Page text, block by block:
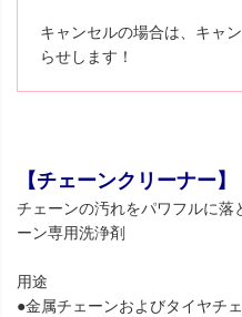
キャンセルの場合は、キャ
らせします！
【チェーンクリーナー】
チェーンの汚れをパワフルに落
ーン専用洗浄剤
用途
●金属チェーンおよびタイヤチ